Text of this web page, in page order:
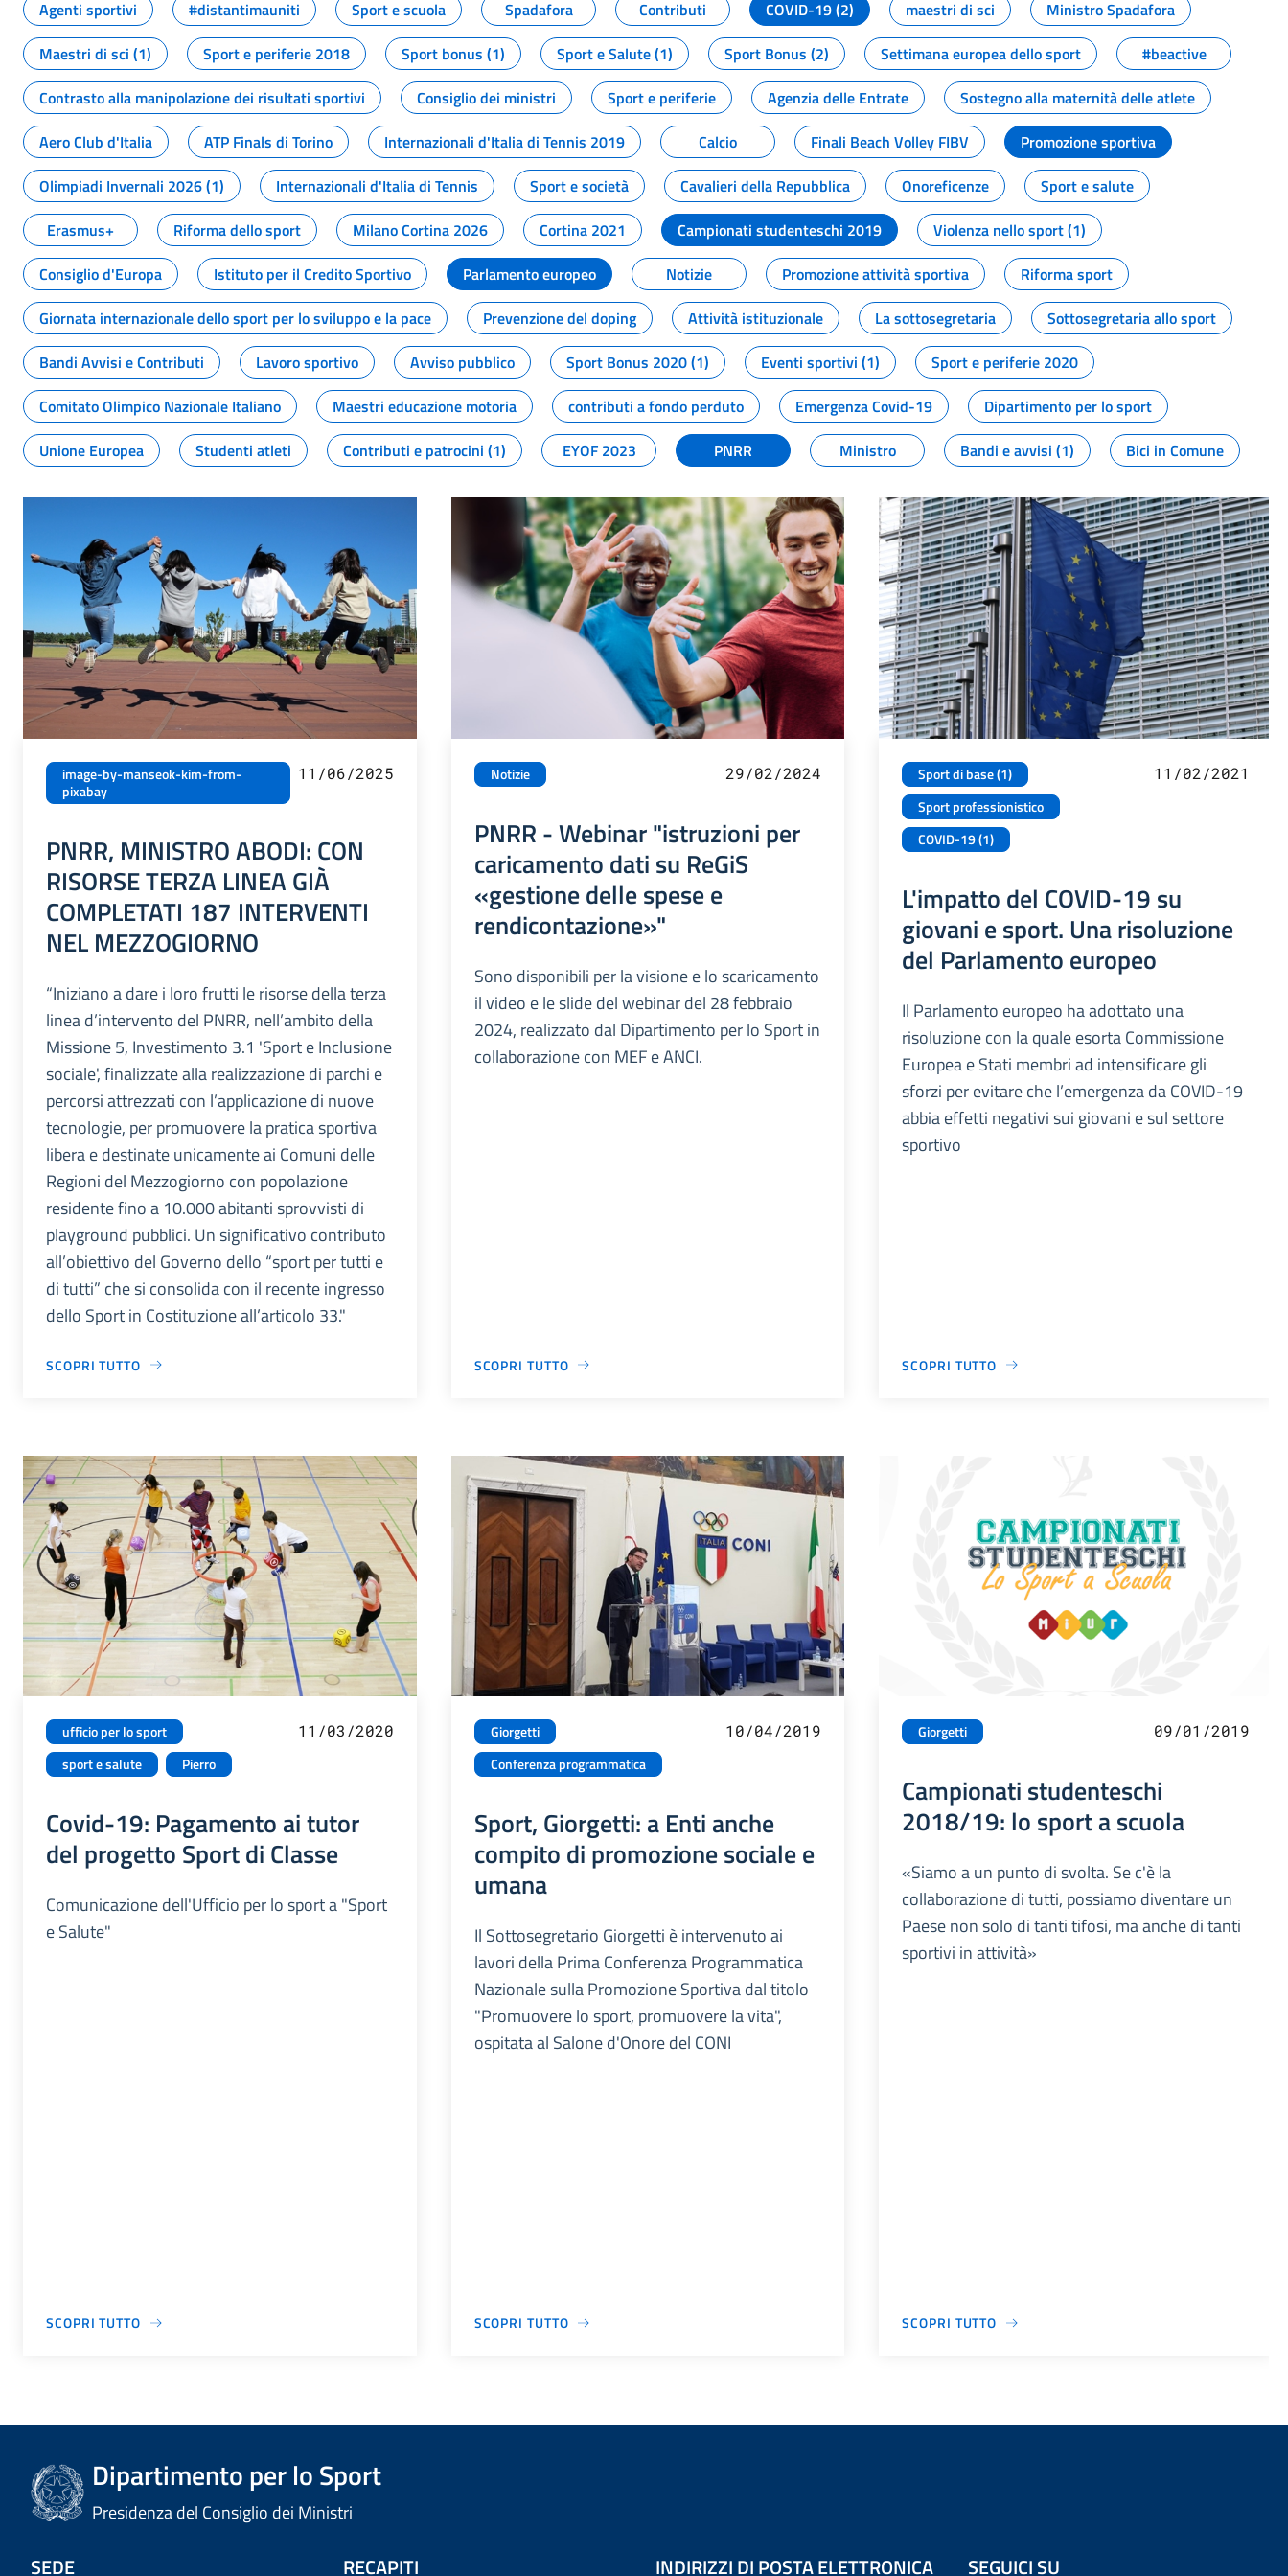
Agenti sportivi
#distantimauniti Sport e scuola Spadafora Contributi COVID-19 (2) maestri di sci
Ministro Spadafora
Maestri di sci (1)
Sport e periferie 2018 Sport bonus (1) Sport e Salute (1) Sport Bonus (2) Settimana europea dello sport
#beactive
Contrasto alla manipolazione dei risultati sportivi
Consiglio dei ministri Sport e periferie Agenzia delle Entrate
Sostegno alla maternità delle atlete
Aero Club d'Italia
ATP Finals di Torino Internazionali d'Italia di Tennis 2019 Calcio Finali Beach Volley FIBV
Promozione sportiva
Olimpiadi Invernali 2026 (1)
Internazionali d'Italia di Tennis Sport e società Cavalieri della Repubblica Onoreficenze
Sport e salute
Erasmus+
Riforma dello sport Milano Cortina 2026 Cortina 2021 Campionati studenteschi 2019
Violenza nello sport (1)
Consiglio d'Europa
Istituto per il Credito Sportivo Parlamento europeo Notizie Promozione attività sportiva
Riforma sport
Giornata internazionale dello sport per lo sviluppo e la pace
Prevenzione del doping Attività istituzionale La sottosegretaria
Sottosegretaria allo sport
Bandi Avvisi e Contributi
Lavoro sportivo Avviso pubblico Sport Bonus 2020 (1) Eventi sportivi (1)
Sport e periferie 2020
Comitato Olimpico Nazionale Italiano
Maestri educazione motoria contributi a fondo perduto Emergenza Covid-19
Dipartimento per lo sport
Unione Europea
Studenti atleti Contributi e patrocini (1) EYOF 2023 PNRR Ministro Bandi e avvisi (1) Bici in Comune
image-by-manseok-kim-from-
pixabay
11/06/2025
PNRR, MINISTRO ABODI: CON
RISORSE TERZA LINEA GIÀ
COMPLETATI 187 INTERVENTI
NEL MEZZOGIORNO
“Iniziano a dare i loro frutti le risorse della terza
linea d’intervento del PNRR, nell’ambito della
Missione 5, Investimento 3.1 'Sport e Inclusione
sociale', finalizzate alla realizzazione di parchi e
percorsi attrezzati con l’applicazione di nuove
tecnologie, per promuovere la pratica sportiva
libera e destinate unicamente ai Comuni delle
Regioni del Mezzogiorno con popolazione
residente fino a 10.000 abitanti sprovvisti di
playground pubblici. Un significativo contributo
all’obiettivo del Governo dello “sport per tutti e
di tutti” che si consolida con il recente ingresso
dello Sport in Costituzione all’articolo 33."
SCOPRI TUTTO
Notizie 29/02/2024
PNRR - Webinar "istruzioni per
caricamento dati su ReGiS
«gestione delle spese e
rendicontazione»"
Sono disponibili per la visione e lo scaricamento
il video e le slide del webinar del 28 febbraio
2024, realizzato dal Dipartimento per lo Sport in
collaborazione con MEF e ANCI.
SCOPRI TUTTO
Sport di base (1)
Sport professionistico
COVID-19 (1)
11/02/2021
L'impatto del COVID-19 su
giovani e sport. Una risoluzione
del Parlamento europeo
Il Parlamento europeo ha adottato una
risoluzione con la quale esorta Commissione
Europea e Stati membri ad intensificare gli
sforzi per evitare che l’emergenza da COVID-19
abbia effetti negativi sui giovani e sul settore
sportivo
SCOPRI TUTTO
ufficio per lo sport
sport e salute
Pierro
11/03/2020
Covid-19: Pagamento ai tutor
del progetto Sport di Classe
Comunicazione dell'Ufficio per lo sport a "Sport
e Salute"
SCOPRI TUTTO
Giorgetti
Conferenza programmatica
10/04/2019
Sport, Giorgetti: a Enti anche
compito di promozione sociale e
umana
Il Sottosegretario Giorgetti è intervenuto ai
lavori della Prima Conferenza Programmatica
Nazionale sulla Promozione Sportiva dal titolo
"Promuovere lo sport, promuovere la vita",
ospitata al Salone d'Onore del CONI
SCOPRI TUTTO
Giorgetti 09/01/2019
Campionati studenteschi
2018/19: lo sport a scuola
«Siamo a un punto di svolta. Se c'è la
collaborazione di tutti, possiamo diventare un
Paese non solo di tanti tifosi, ma anche di tanti
sportivi in attività»
SCOPRI TUTTO
Dipartimento per lo Sport
Presidenza del Consiglio dei Ministri
SEDE RECAPITI INDIRIZZI DI POSTA ELETTRONICA SEGUICI SU